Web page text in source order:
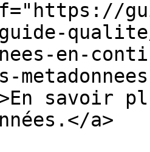
guide-
en-
savoir
a>